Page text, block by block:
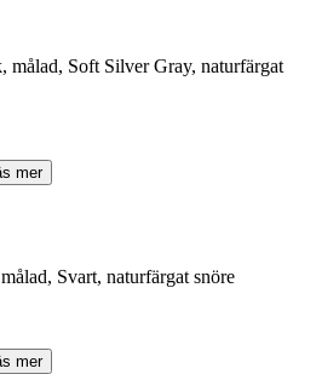
Soft Silver Gray, naturfärgat
mer
Svart, naturfärgat snöre
mer